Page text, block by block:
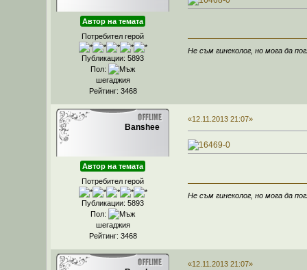
Автор на темата
Потребител герой
Публикации: 5893
Пол:
шегаджия
Рейтинг: 3468
Не съм гинеколог, но мога да
Banshee
Автор на темата
Потребител герой
Публикации: 5893
Пол:
шегаджия
Рейтинг: 3468
«12.11.2013 21:07»
Не съм гинеколог, но мога да
«12.11.2013 21:07»